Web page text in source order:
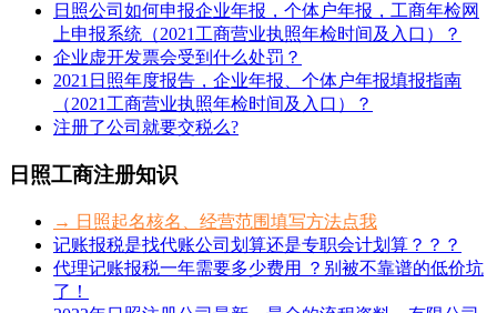
日照公司如何申报企业年报，个体户年报，工商年检网
上申报系统（2021工商营业执照年检时间及入口）？
企业虚开发票会受到什么处罚？
2021日照年度报告，企业年报、个体户年报填报指南
（2021工商营业执照年检时间及入口）？
注册了公司就要交税么?
日照工商注册知识
→ 日照起名核名、经营范围填写方法点我
记账报税是找代账公司划算还是专职会计划算？？？
代理记账报税一年需要多少费用 ？别被不靠谱的低价坑
了！